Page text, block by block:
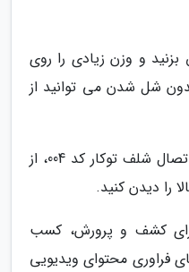
و وزن زیادی را روی
شل شدن می توانید از
برای آنالیز بهتر و دقیق تر میله اتصال شلف توکار کد 004، از
را دیدن کنید.
کشف و پرورش، کسب
فراوری محتوای ویدیویی